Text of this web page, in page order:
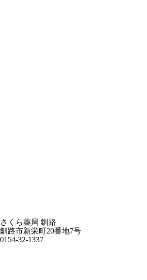
さくら薬局 釧路
釧路市新栄町20番地7号
0154-32-1337